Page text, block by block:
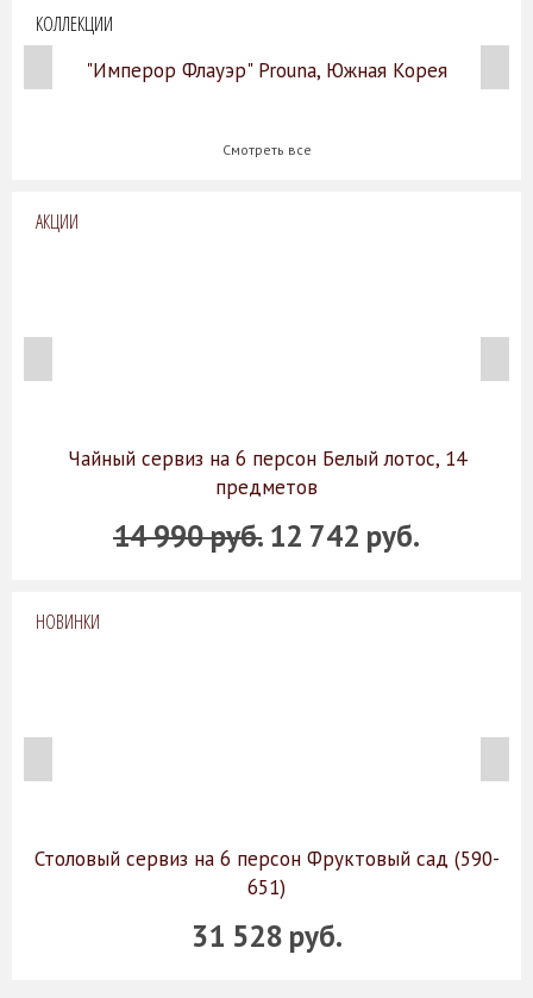
КОЛЛЕКЦИИ
"Имперор Флауэр" Prouna, Южная Корея
Смотреть все
АКЦИИ
Чайный сервиз на 6 персон Белый лотос, 14
предметов
14 990 руб. 12 742 руб.
НОВИНКИ
Столовый сервиз на 6 персон Фруктовый сад (590-
651)
31 528 руб.